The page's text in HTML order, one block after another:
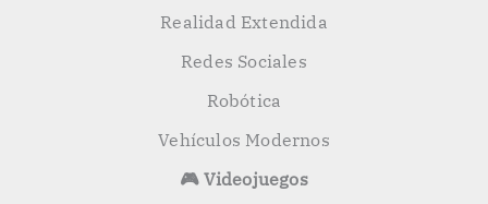
Realidad Extendida
Redes Sociales
Robótica
Vehículos Modernos
🎮 Videojuegos